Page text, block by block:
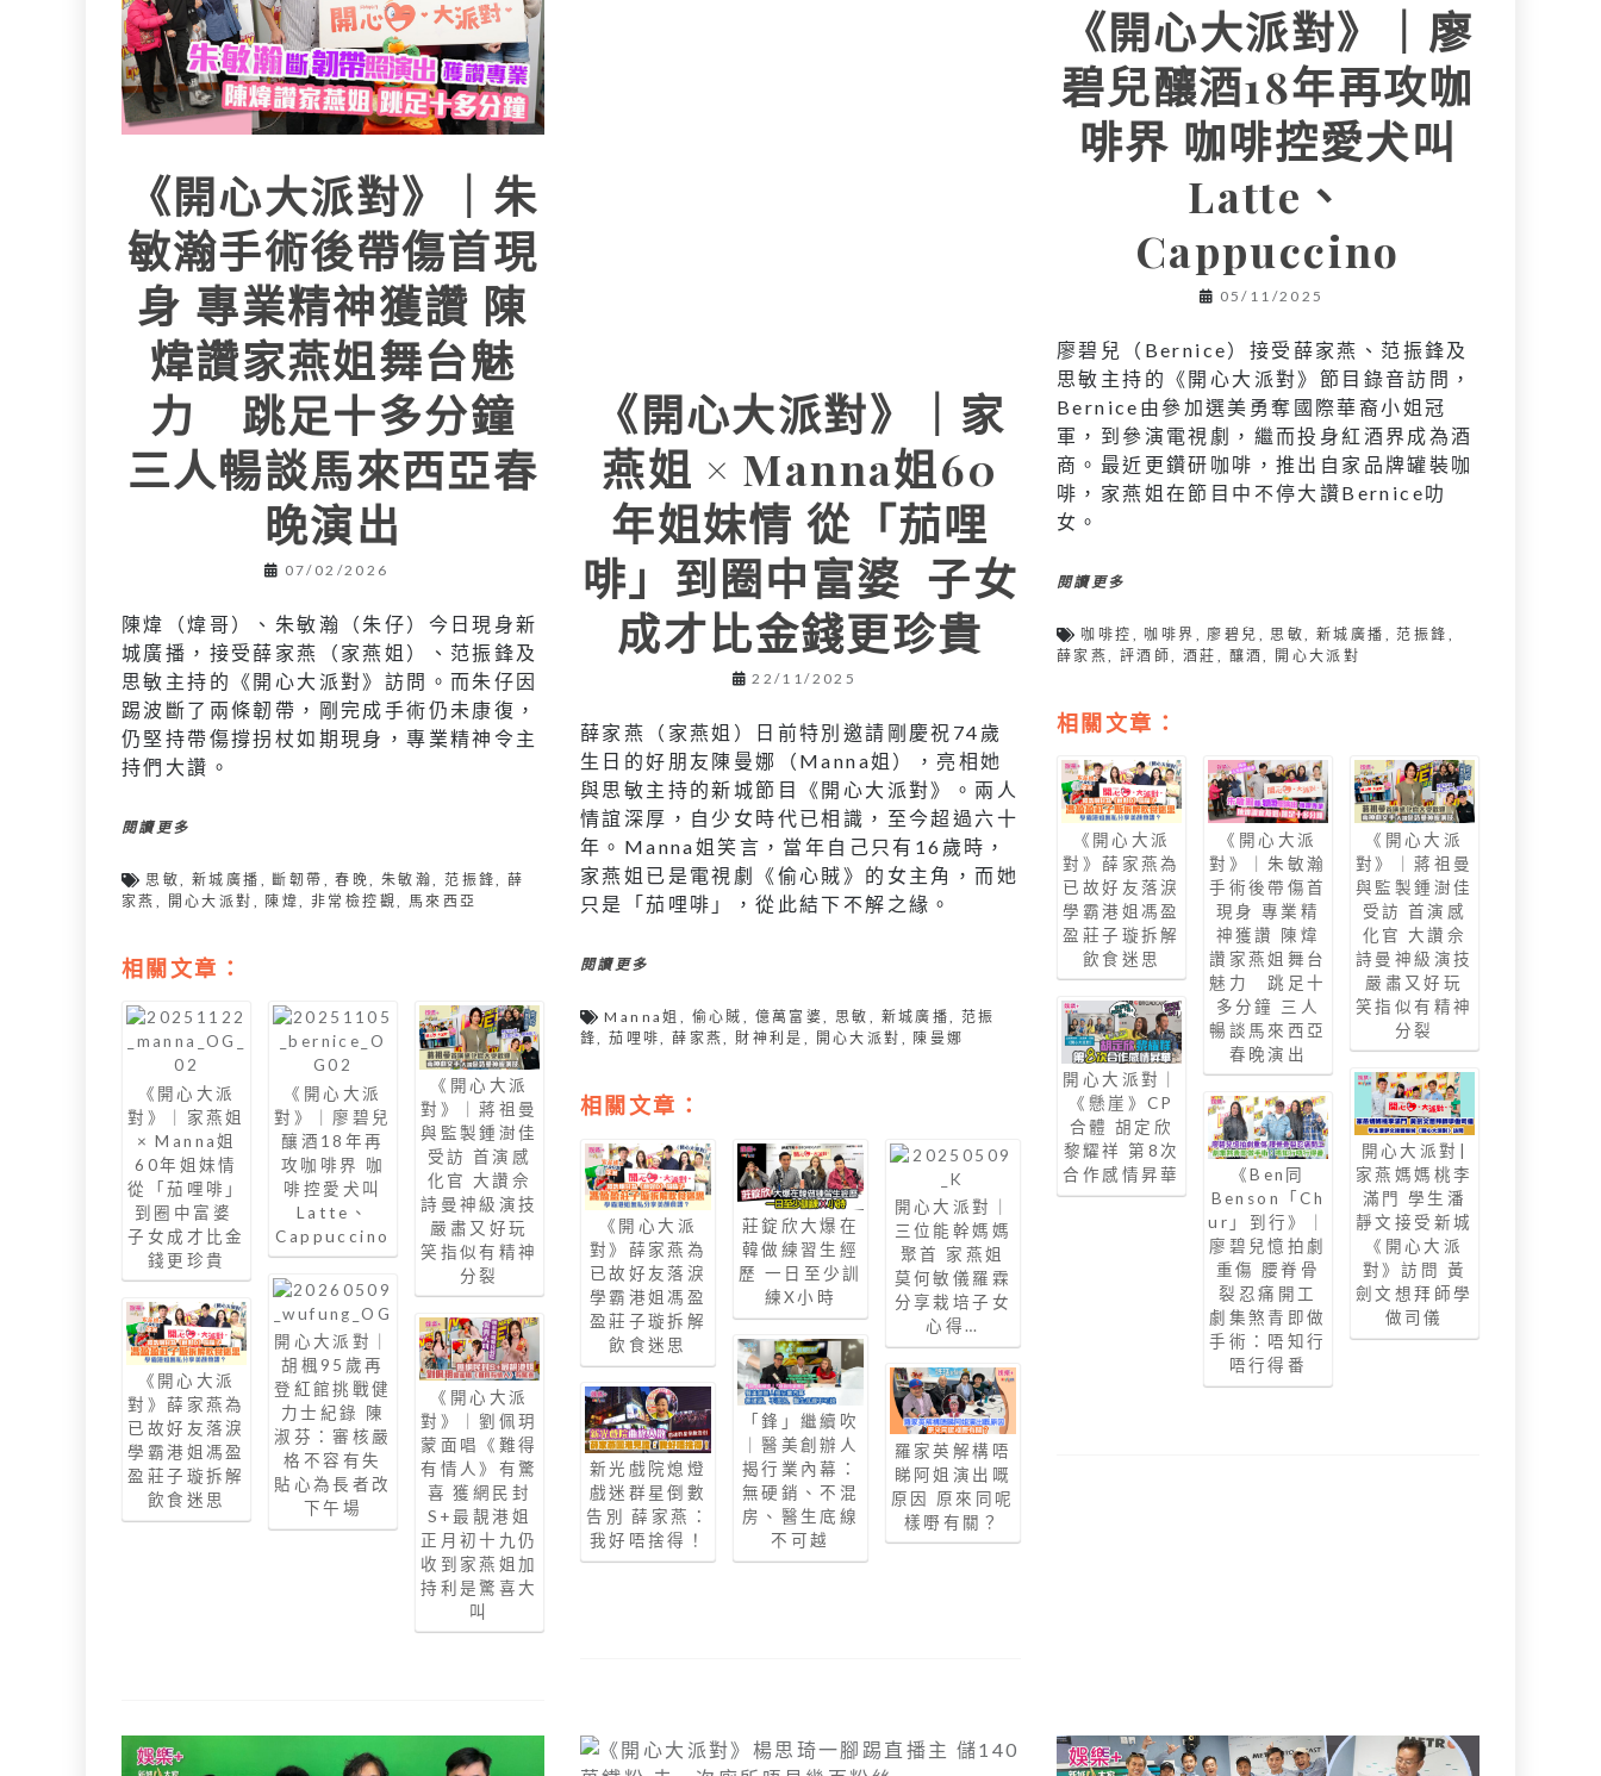
《開心大派對》｜朱
敏瀚手術後帶傷首現
身 專業精神獲讚 陳
煒讚家燕姐舞台魅
力 跳足十多分鐘
三人暢談馬來西亞春
晚演出
07/02/2026
陳煒（煒哥）、朱敏瀚（朱仔）今日現身新
城廣播，接受薛家燕（家燕姐）、范振鋒及
思敏主持的《開心大派對》訪問。而朱仔因
踢波斷了兩條韌帶，剛完成手術仍未康復，
仍堅持帶傷撐拐杖如期現身，專業精神令主
持們大讚。
閱讀更多
思敏 ,新城廣播 斷韌帶 ,春晚 ,朱敏瀚 ,范振鋒 ,薛
家燕
開心大派對 陳煒 ,非常檢控觀 馬來西亞
相關文章：
《開心大派
對》｜家燕姐
× Manna姐
60年姐妹情
從「茄哩啡」
到圈中富婆
子女成才比金
錢更珍貴
《開心大派
對》薛家燕為
已故好友落淚
學霸港姐馮盈
盈莊子璇拆解
飲食迷思
《開心大派
對》｜廖碧兒
釀酒18年再
攻咖啡界 咖
啡控愛犬叫
Latte、
Cappuccino
開心大派對｜
胡楓95歲再
登紅館挑戰健
力士紀錄 陳
淑芬：審核嚴
格不容有失
貼心為長者改
下午場
《開心大派
對》｜蔣祖曼
與監製鍾澍佳
受訪 首演感
化官 大讚佘
詩曼神級演技
嚴肅又好玩
笑指似有精神
分裂
《開心大派
對》｜劉佩玥
蒙面唱《難得
有情人》有驚
喜 獲網民封
S+最靚港姐
正月初十九仍
收到家燕姐加
持利是驚喜大
叫
《開心大派對》｜家
燕姐 × Manna姐60
年姐妹情 從「茄哩
啡」到圈中富婆 子女
成才比金錢更珍貴
22/11/2025
薛家燕（家燕姐）日前特別邀請剛慶祝74歲
生日的好朋友陳曼娜（Manna姐），亮相她
與思敏主持的新城節目《開心大派對》。兩人
情誼深厚，自少女時代已相識，至今超過六十
年。Manna姐笑言，當年自己只有16歲時，
家燕姐已是電視劇《偷心賊》的女主角，而她
只是「茄哩啡」，從此結下不解之緣。
閱讀更多
Manna姐 , 偷心賊 , 億萬富婆,思敏 , 新城廣播,范振
鋒,茄哩啡,薛家燕, 財神利是 , 開心大派對 , 陳曼娜
相關文章：
《開心大派
對》薛家燕為
已故好友落淚
學霸港姐馮盈
盈莊子璇拆解
飲食迷思
新光戲院熄燈
戲迷群星倒數
告別 薛家燕：
我好唔捨得！
莊錠欣大爆在
韓做練習生經
歷 一日至少訓
練X小時
「鋒」繼續吹
｜醫美創辦人
揭行業內幕：
無硬銷、不混
房、醫生底線
不可越
開心大派對｜
三位能幹媽媽
聚首 家燕姐
莫何敏儀羅霖
分享栽培子女
心得…
羅家英解構唔
睇阿姐演出嘅
原因 原來同呢
樣嘢有關？
《開心大派對》｜廖
碧兒釀酒18年再攻咖
啡界 咖啡控愛犬叫
Latte、
Cappuccino
05/11/2025
廖碧兒（Bernice）接受薛家燕、范振鋒及
思敏主持的《開心大派對》節目錄音訪問，
Bernice由參加選美勇奪國際華裔小姐冠
軍，到參演電視劇，繼而投身紅酒界成為酒
商。最近更鑽研咖啡，推出自家品牌罐裝咖
啡，家燕姐在節目中不停大讚Bernice叻
女。
閱讀更多
咖啡控 咖啡界 廖碧兒 思敏 新城廣播 ,范振鋒
薛家燕
評酒師 酒莊 釀酒 開心大派對
相關文章：
《開心大派
對》薛家燕為
已故好友落淚
學霸港姐馮盈
盈莊子璇拆解
飲食迷思
開心大派對｜
《懸崖》CP
合體 胡定欣
黎耀祥 第8次
合作感情昇華
《開心大派
對》｜朱敏瀚
手術後帶傷首
現身 專業精
神獲讚 陳煒
讚家燕姐舞台
魅力 跳足十
多分鐘 三人
暢談馬來西亞
春晚演出
《Ben同
Benson「Ch
ur」到行》｜
廖碧兒憶拍劇
重傷 腰脊骨
裂忍痛開工
劇集煞青即做
手術：唔知行
唔行得番
《開心大派
對》｜蔣祖曼
與監製鍾澍佳
受訪 首演感
化官 大讚佘
詩曼神級演技
嚴肅又好玩
笑指似有精神
分裂
開心大派對|
家燕媽媽桃李
滿門 學生潘
靜文接受新城
《開心大派
對》訪問 黃
劍文想拜師學
做司儀